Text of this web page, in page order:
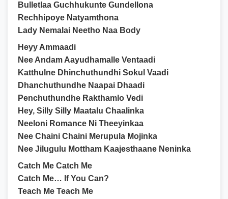
Bulletlaa Guchhukunte Gundellona
Rechhipoye Natyamthona
Lady Nemalai Neetho Naa Body
Heyy Ammaadi
Nee Andam Aayudhamalle Ventaadi
Katthulne Dhinchuthundhi Sokul Vaadi
Dhanchuthundhe Naapai Dhaadi
Penchuthundhe Rakthamlo Vedi
Hey, Silly Silly Maatalu Chaalinka
Neeloni Romance Ni Theeyinkaa
Nee Chaini Chaini Merupula Mojinka
Nee Jilugulu Mottham Kaajesthaane Neninka
Catch Me Catch Me
Catch Me… If You Can?
Teach Me Teach Me